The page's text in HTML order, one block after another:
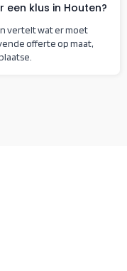
klus in Houten?
vertelt wat er moet
offerte op maat,